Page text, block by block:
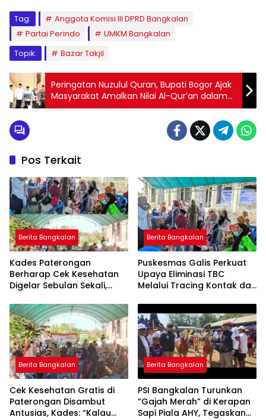
Tag:
Anggota Komisi III DPRD Bangkalan
Partai Perindo
UMKM Bangkalan
Topik:
Bazar Takjil
Peringatan Nuzulul Quran, Bupati Bogor Ajak
Masyarakat Amalkan Nilai Al-Qur’an dalam
Kehidupan
Pos Terkait
Berita Bangkalan
Kades Paterongan
Berharap Cek Kesehatan
Digelar Sebulan Sekali,
CKG Bisa Dilaksanakan
Rutin Lewat Posyandu ILP
Berita Bangkalan
Puskesmas Galis Perkuat
Upaya Eliminasi TBC
Melalui Tracing Kontak dan
Berita Bangkalan
Cek Kesehatan Gratis di
Paterongan Disambut
Antusias, Kades: “Kalau
Berita Bangkalan
PSI Bangkalan Turunkan
“Gajah Merah” di Kerapan
Sapi Piala AHY, Tegaskan